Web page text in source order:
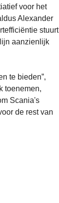
voor het
Alexander
stuurt
aanzienlijk
te bieden”,
toenemen,
Scania's
de rest van